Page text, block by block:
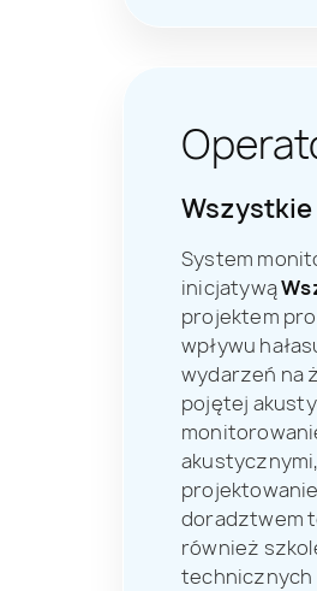
Wszystkie
System
inicjatywą
projektem
wpływu
wydarzeń na
pojętej
doradztwem
również
technicznych